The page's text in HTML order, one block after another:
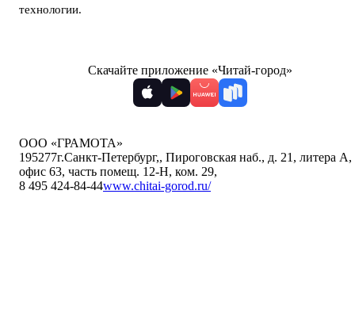
технологии.
Скачайте приложение «Читай-город»
ООО «ГРАМОТА»
195277г.Санкт-Петербург,, Пироговская наб., д. 21, литера А,
офис 63, часть помещ. 12-Н, ком. 29,
8 495 424-84-44www.chitai-gorod.ru/